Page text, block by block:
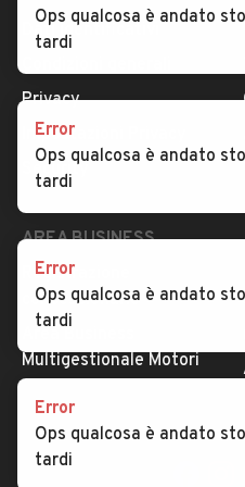
Dati identificativi
Privacy
Impostazioni Privacy
Security
AREA BUSINESS
Registrazione
concessionario
Multigestionale Motori
Ops qualcosa è andato
tardi
Error
Ops qualcosa è andato
tardi
Error
Ops qualcosa è andato
tardi
Error
Ops qualcosa è andato
tardi